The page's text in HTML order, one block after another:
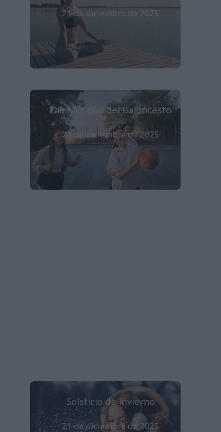
21 de diciembre de 2025
Día Mundial del Baloncesto
21 de diciembre de 2025
Solsticio de Invierno
21 de diciembre de 2025